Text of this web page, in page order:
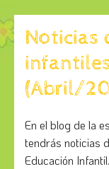
Noticias
(Abril/
En el blog de la
tendrás noticias
Educación